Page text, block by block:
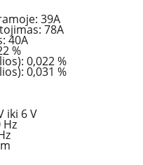
39A
78A
40A
%
0,022 %
0,031 %
iki 6 V